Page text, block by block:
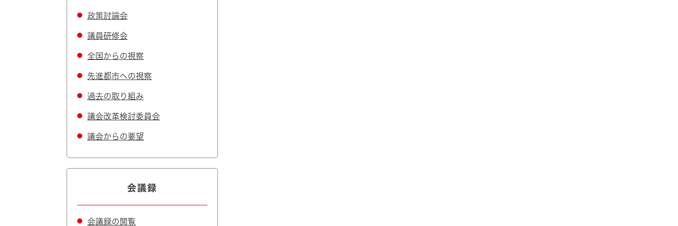
政策討論会
議員研修会
全国からの視察
先進都市への視察
過去の取り組み
議会改革検討委員会
議会からの要望
会議録
会議録の閲覧